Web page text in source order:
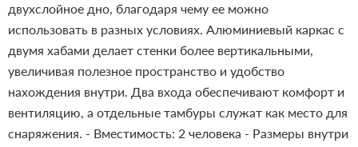
двухслойное дно, благодаря чему ее можно
использовать в разных условиях. Алюминиевый каркас с
двумя хабами делает стенки более вертикальными,
увеличивая полезное пространство и удобство
нахождения внутри. Два входа обеспечивают комфорт и
вентиляцию, а отдельные тамбуры служат как место для
снаряжения. - Вместимость: 2 человека - Размеры внутри